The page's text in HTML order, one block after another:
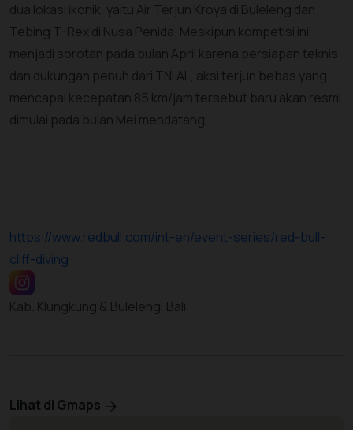
dua lokasi ikonik, yaitu Air Terjun Kroya di Buleleng dan
Tebing T-Rex di Nusa Penida. Meskipun kompetisi ini
menjadi sorotan pada bulan April karena persiapan teknis
dan dukungan penuh dari TNI AL, aksi terjun bebas yang
mencapai kecepatan 85 km/jam tersebut baru akan resmi
dimulai pada bulan Mei mendatang.
https://www.redbull.com/int-en/event-series/red-bull-
cliff-diving
Kab. Klungkung & Buleleng, Bali
Lihat di Gmaps